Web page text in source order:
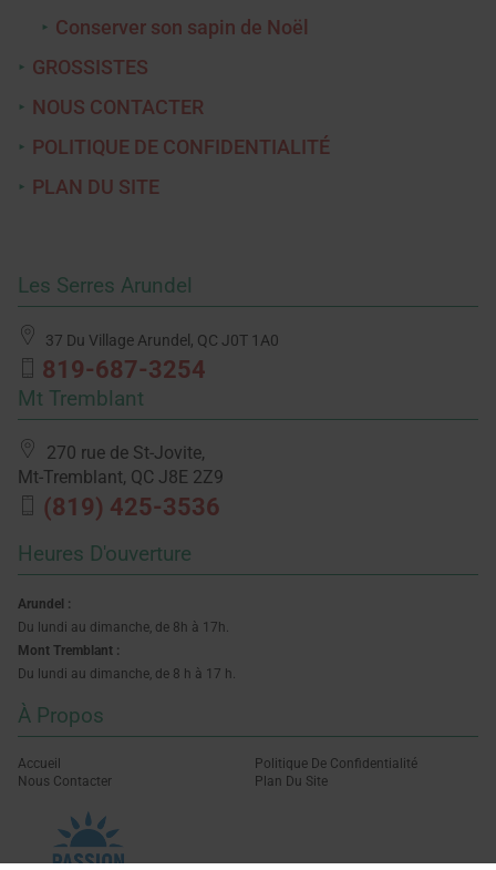
Conserver son sapin de Noël
GROSSISTES
NOUS CONTACTER
POLITIQUE DE CONFIDENTIALITÉ
PLAN DU SITE
Les Serres Arundel
37 Du Village Arundel, QC J0T 1A0
819-687-3254
Mt Tremblant
270 rue de St-Jovite,
Mt-Tremblant, QC J8E 2Z9
(819) 425-3536
Heures D'ouverture
Arundel :
Du lundi au dimanche, de 8h à 17h.
Mont Tremblant :
Du lundi au dimanche, de 8 h à 17 h.
À Propos
Accueil
Nous Contacter
Politique De Confidentialité
Plan Du Site